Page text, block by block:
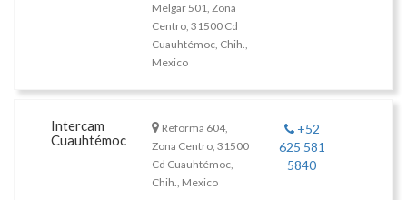
Melgar 501, Zona
Centro, 31500 Cd
Cuauhtémoc, Chih.,
Mexico
Intercam
Cuauhtémoc
Reforma 604,
Zona Centro, 31500
Cd Cuauhtémoc,
Chih., Mexico
+52
625 581
5840